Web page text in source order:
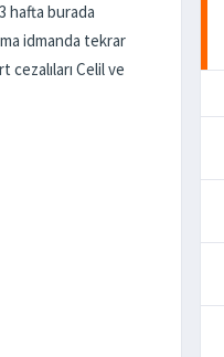
hafta burada
idmanda tekrar
cezalıları Celil ve